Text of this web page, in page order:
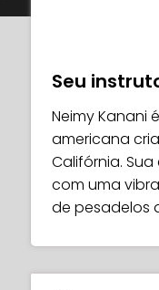
Seu
Neimy Kanani
americana
Califórnia.
com uma
de pesadelos